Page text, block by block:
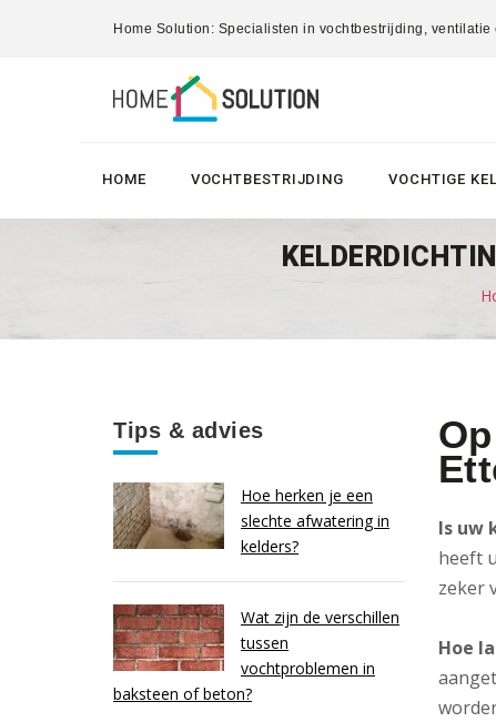
Home Solution: Specialisten in vochtbestrijding, ventilatie
HOME VOCHTBESTRIJDING VOCHTIGE
Tips & advies
Hoe herken je een
slechte afwatering in
kelders?
Wat zijn de verschillen
tussen
vochtproblemen in
baksteen of beton?
Is uw
heeft
zeker
Hoe